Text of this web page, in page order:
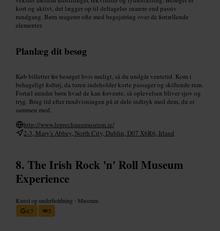
kort og aktivt, det lægger op til deltagelse snarere end passiv
rundgang. Børn reagerer ofte med begejstring over de fortællende
elementer.
Planlæg dit besøg
Køb billetter før besøget hvis muligt, så du undgår ventetid. Kom i
behageligt fodtøj, da turen indeholder korte passager og skiftende rum.
Fortæl mindre børn hvad de kan forvente, så oplevelsen bliver sjov og
tryg. Brug tid efter rundvisningen på at dele indtryk med dem, du er
sammen med.
http://www.leprechaunmuseum.ie/
2-3, Mary's Abbey, North City, Dublin, D07 X6R6, Irland
The Irish Rock 'n' Roll Museum
Experience
Kunst og underholdning • Museum
4,7
5